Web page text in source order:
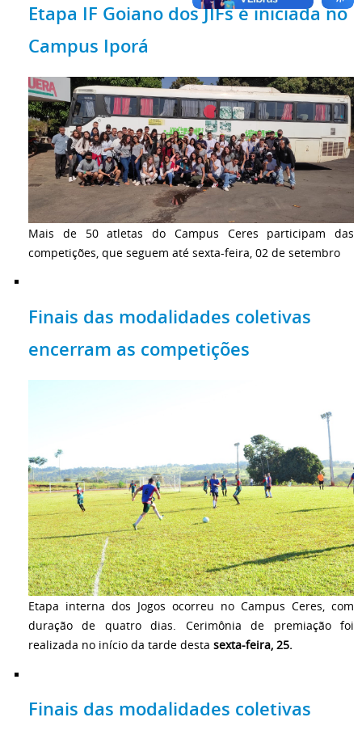
Etapa IF Goiano dos JIFs é iniciada no
Campus Iporá
Mais de 50 atletas do Campus Ceres participam das
competições, que seguem até sexta-feira, 02 de setembro
Finais das modalidades coletivas
encerram as competições
Etapa interna dos Jogos ocorreu no Campus Ceres, com
duração de quatro dias. Cerimônia de premiação foi
realizada no início da tarde desta sexta-feira, 25.
Finais das modalidades coletivas